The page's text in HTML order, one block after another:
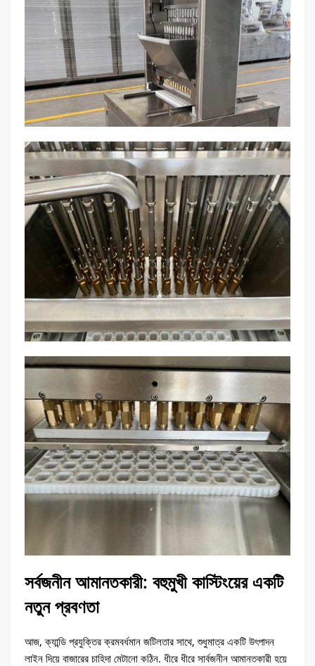
সর্বজনীন আমানতকারী: বহুমুখী কাস্টিংয়ের একটি
নতুন প্রবণতা
আজ, ক্যান্ডি প্রযুক্তির ক্রমবর্ধমান জটিলতার সাথে, শুধুমাত্র একটি উৎপাদন
লাইন দিয়ে বাজারের চাহিদা মেটানো কঠিন. ধীরে ধীরে সার্বজনীন আমানতকারী হয়ে